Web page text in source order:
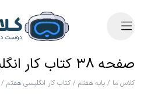
صفحه ۳۸ کتاب کار انگلیسی هفتم
کلاس ما / پایه هفتم / کتاب کار انگلیسی هفتم /